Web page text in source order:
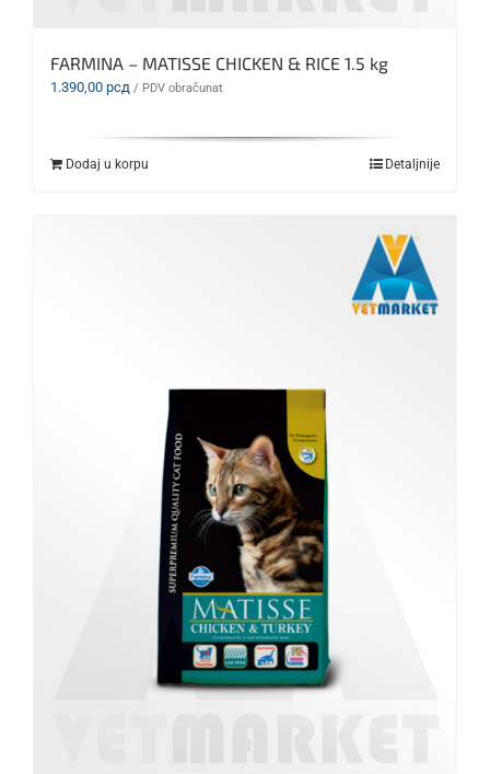
FARMINA – MATISSE CHICKEN & RICE 1.5 kg
1.390,00 рсд / PDV obračunat
Dodaj u korpu Detaljnije